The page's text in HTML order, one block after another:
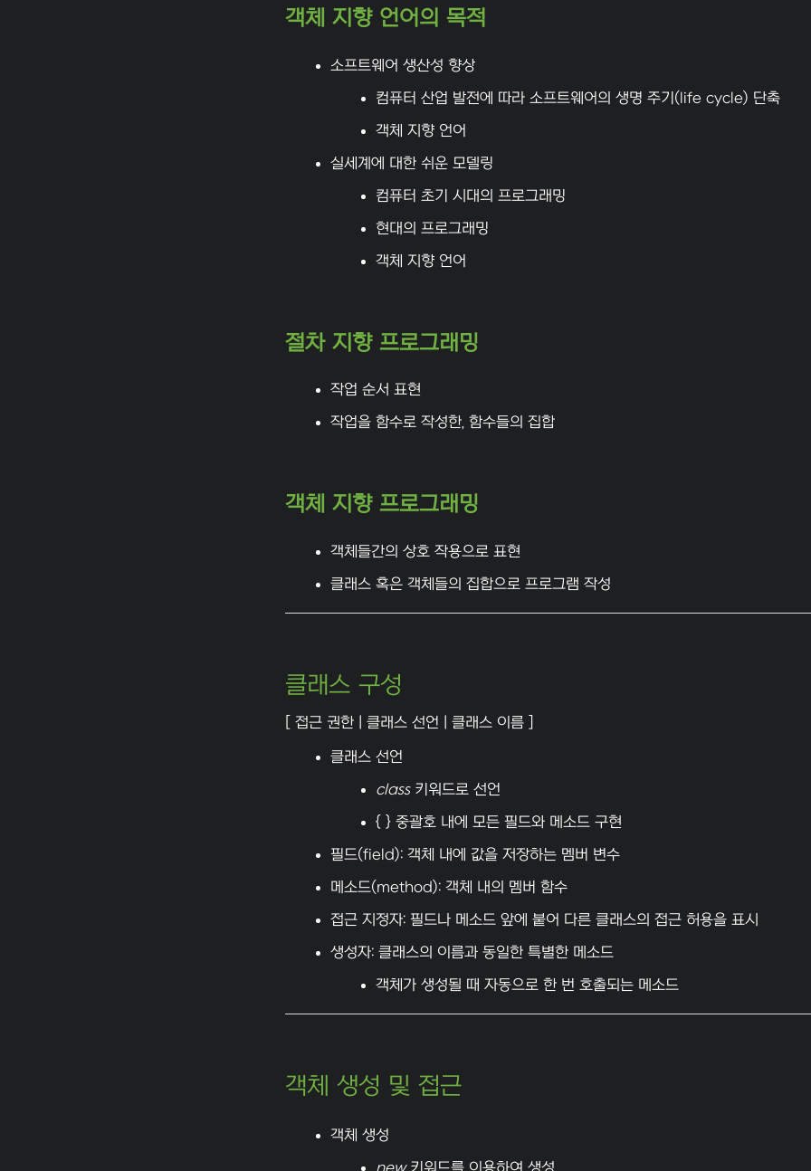
객체 지향 언어의 목적
소프트웨어 생산성 향상
컴퓨터 산업 발전에 따라 소프트웨어의 생명 주기(life cycle) 단축
객체 지향 언어
실세계에 대한 쉬운 모델링
컴퓨터 초기 시대의 프로그래밍
현대의 프로그래밍
객체 지향 언어
절차 지향 프로그래밍
작업 순서 표현
작업을 함수로 작성한, 함수들의 집합
객체 지향 프로그래밍
객체들간의 상호 작용으로 표현
클래스 혹은 객체들의 집합으로 프로그램 작성
클래스 구성
[ 접근 권한 | 클래스 선언 | 클래스 이름 ]
클래스 선언
class키워드로 선언
{ } 중괄호 내에 모든 필드와 메소드 구현
필드(field): 객체 내에 값을 저장하는 멤버 변수
메소드(method): 객체 내의 멤버 함수
접근 지정자: 필드나 메소드 앞에 붙어 다른 클래스의 접근 허용을 표시
생성자: 클래스의 이름과 동일한 특별한 메소드
객체가 생성될 때 자동으로 한 번 호출되는 메소드
객체 생성 및 접근
객체 생성